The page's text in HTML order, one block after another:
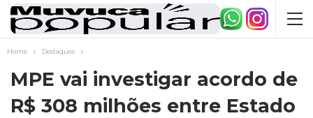
Home Destaques
MPE vai investigar acordo de
R$ 308 milhões entre Estado